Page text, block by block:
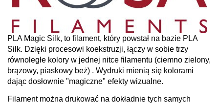
PLA Magic Silk, to filament, który powstał na bazie PLA
Silk. Dzięki procesowi koekstruzji, łączy w sobie trzy
równoległe kolory w jednej nitce filamentu (ciemno zielony,
brązowy, piaskowy beż) . Wydruki mienią się kolorami
dając dosłownie "magiczne" efekty wizualne.
Filament można drukować na dokładnie tych samych